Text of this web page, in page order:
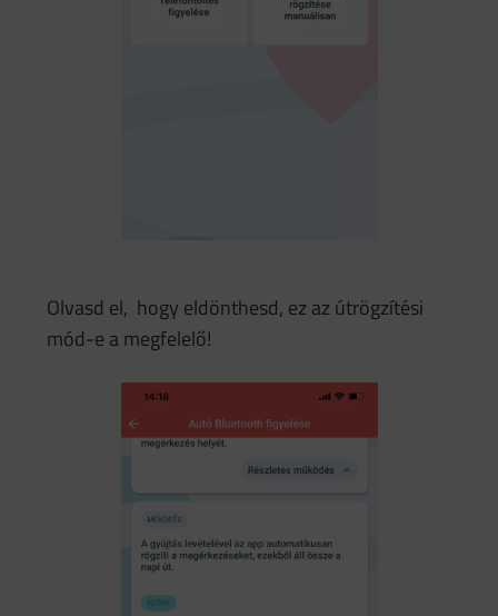
Olvasd el, hogy eldönthesd, ez az útrögzítési
mód-e a megfelelő!